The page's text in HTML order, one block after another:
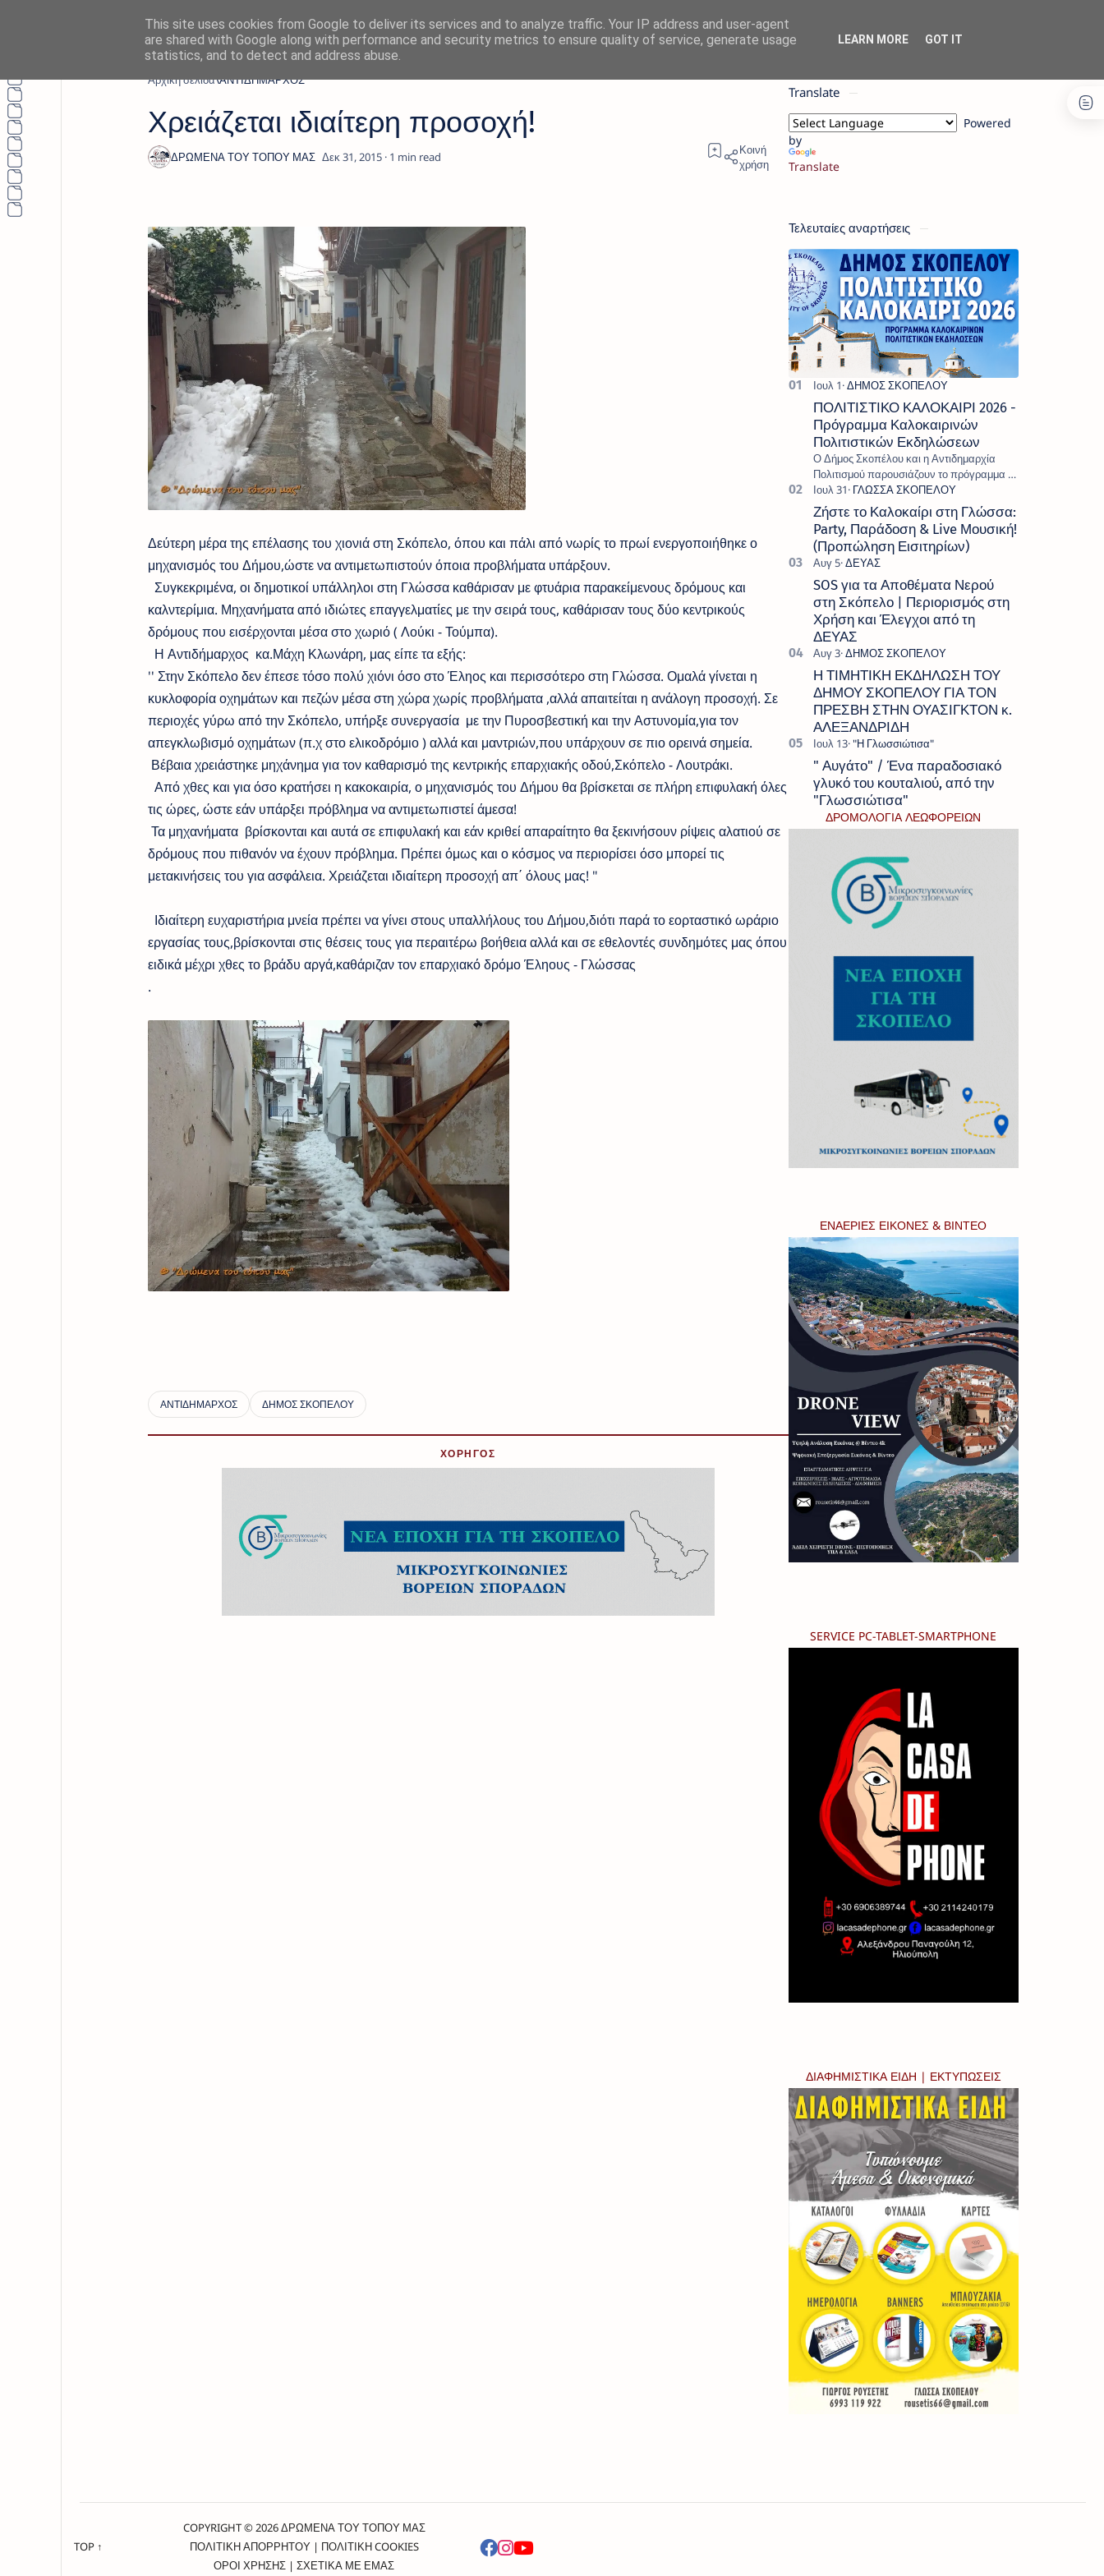
Αρχική σελίδα ΑΝΤΙΔΗΜΑΡΧΟΣ
Χρειάζεται ιδιαίτερη προσοχή!
1
Δεύτερη μέρα της επέλασης του χιονιά στη Σκόπελο, όπου και πάλι από νωρίς το πρωί ενεργοποιήθηκε ο
μηχανισμός του Δήμου,ώστε να αντιμετωπιστούν όποια προβλήματα υπάρξουν.
Συγκεκριμένα, οι δημοτικοί υπάλληλοι στη Γλώσσα καθάρισαν με φτυάρια παρακείμενους δρόμους και
καλντερίμια. Μηχανήματα από ιδιώτες επαγγελματίες με την σειρά τους, καθάρισαν τους δύο κεντρικούς
δρόμους που εισέρχονται μέσα στο χωριό ( Λούκι - Τούμπα).
Η Αντιδήμαρχος κα.Μάχη Κλωνάρη, μας είπε τα εξής:
'' Στην Σκόπελο δεν έπεσε τόσο πολύ χιόνι όσο στο Έληος και περισσότερο στη Γλώσσα. Ομαλά γίνεται η
κυκλοφορία οχημάτων και πεζών μέσα στη χώρα χωρίς προβλήματα ,αλλά απαιτείται η ανάλογη προσοχή. Σε
περιοχές γύρω από την Σκόπελο, υπήρξε συνεργασία με την Πυροσβεστική και την Αστυνομία,για τον
απεγκλωβισμό οχημάτων (π.χ στο ελικοδρόμιο ) αλλά και μαντριών,που υπάρχουν σε πιο ορεινά σημεία.
Βέβαια χρειάστηκε μηχάνημα για τον καθαρισμό της κεντρικής επαρχιακής οδού,Σκόπελο - Λουτράκι.
Από χθες και για όσο κρατήσει η κακοκαιρία, ο μηχανισμός του Δήμου θα βρίσκεται σε πλήρη επιφυλακή όλες
τις ώρες, ώστε εάν υπάρξει πρόβλημα να αντιμετωπιστεί άμεσα!
Τα μηχανήματα βρίσκονται και αυτά σε επιφυλακή και εάν κριθεί απαραίτητο θα ξεκινήσουν ρίψεις αλατιού σε
δρόμους που πιθανόν να έχουν πρόβλημα. Πρέπει όμως και ο κόσμος να περιορίσει όσο μπορεί τις
μετακινήσεις του για ασφάλεια. Χρειάζεται ιδιαίτερη προσοχή απ΄ όλους μας! "
Ιδιαίτερη ευχαριστήρια μνεία πρέπει να γίνει στους υπαλλήλους του Δήμου,διότι παρά το εορταστικό ωράριο
εργασίας τους,βρίσκονται στις θέσεις τους για περαιτέρω βοήθεια αλλά και σε εθελοντές συνδημότες μας όπου
ειδικά μέχρι χθες το βράδυ αργά,καθάριζαν τον επαρχιακό δρόμο Έληους - Γλώσσας
.
ΧΟΡΗΓΟΣ
Translate
Powered
by
Translate
Τελευταίες αναρτήσεις
ΠΟΛΙΤΙΣΤΙΚΟ ΚΑΛΟΚΑΙΡΙ 2026 -
Πρόγραμμα Καλοκαιρινών
Πολιτιστικών Εκδηλώσεων
Ο Δήμος Σκοπέλου και η Αντιδημαρχία
Πολιτισμού παρουσιάζουν το πρόγραμμα «
Πολιτιστικό Καλοκαίρι 2026 », ένα πλούσιο
και πολυσυλλεκτικό πρόγραμμα εκδ…
Ζήστε το Καλοκαίρι στη Γλώσσα:
Party, Παράδοση & Live Μουσική!
(Προπώληση Εισιτηρίων)
SOS για τα Αποθέματα Νερού
στη Σκόπελο | Περιορισμός στη
Χρήση και Έλεγχοι από τη
ΔΕΥΑΣ
Η ΤΙΜΗΤΙΚΗ ΕΚΔΗΛΩΣΗ ΤΟΥ
ΔΗΜΟΥ ΣΚΟΠΕΛΟΥ ΓΙΑ ΤΟΝ
ΠΡΕΣΒΗ ΣΤΗΝ ΟΥΑΣΙΓΚΤΟΝ κ.
ΑΛΕΞΑΝΔΡΙΔΗ
" Αυγάτο" / Ένα παραδοσιακό
γλυκό του κουταλιού, από την
"Γλωσσιώτισα"
ΔΡΟΜΟΛΟΓΙΑ ΛΕΩΦΟΡΕΙΩΝ
ΕΝΑΕΡΙΕΣ ΕΙΚΟΝΕΣ & ΒΙΝΤΕΟ
SERVICE PC-TABLET-SMARTPHONE
ΔΙΑΦΗΜΙΣΤΙΚΑ ΕΙΔΗ | ΕΚΤΥΠΩΣΕΙΣ
TOP ↑
COPYRIGHT © 2026 ΔΡΩΜΕΝΑ ΤΟΥ ΤΟΠΟΥ ΜΑΣ
ΠΟΛΙΤΙΚΗ ΑΠΟΡΡΗΤΟΥ| ΠΟΛΙΤΙΚΗ COOKIES
ΟΡΟΙ ΧΡΗΣΗΣ | ΣΧΕΤΙΚΑ ΜΕ ΕΜΑΣ
This site uses cookies from Google to deliver its services and to analyze traffic. Your IP address and user-agent
are shared with Google along with performance and security metrics to ensure quality of service, generate usage
statistics, and to detect and address abuse.
LEARN MORE GOT IT